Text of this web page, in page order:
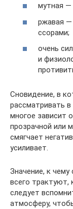
мутная —
ржавая —
ссорами;
очень
и
Сновидение, в
рассматривать
многое зависит
прозрачной или
смягчает
усиливает.
Значение, к
всего трактуют,
следует
атмосферу,